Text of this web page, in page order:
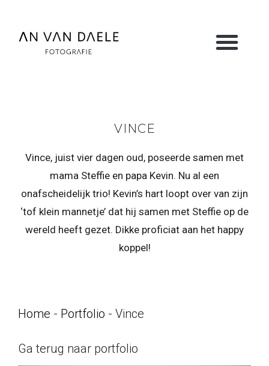
VINCE
Vince, juist vier dagen oud, poseerde samen met
mama Steffie en papa Kevin. Nu al een
onafscheidelijk trio! Kevin’s hart loopt over van zijn
‘tof klein mannetje’ dat hij samen met Steffie op de
wereld heeft gezet. Dikke proficiat aan het happy
koppel!
Home - Portfolio - Vince
Ga terug naar portfolio